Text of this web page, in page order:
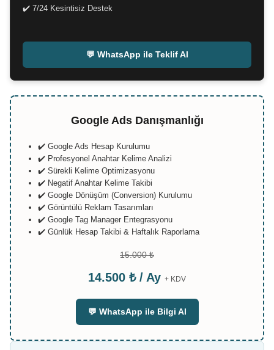
✔️ 7/24 Kesintisiz Destek
💬 WhatsApp ile Teklif Al
Google Ads Danışmanlığı
✔️ Google Ads Hesap Kurulumu
✔️ Profesyonel Anahtar Kelime Analizi
✔️ Sürekli Kelime Optimizasyonu
✔️ Negatif Anahtar Kelime Takibi
✔️ Google Dönüşüm (Conversion) Kurulumu
✔️ Görüntülü Reklam Tasarımları
✔️ Google Tag Manager Entegrasyonu
✔️ Günlük Hesap Takibi & Haftalık Raporlama
15.000 ₺
14.500 ₺ / Ay + KDV
💬 WhatsApp ile Bilgi Al